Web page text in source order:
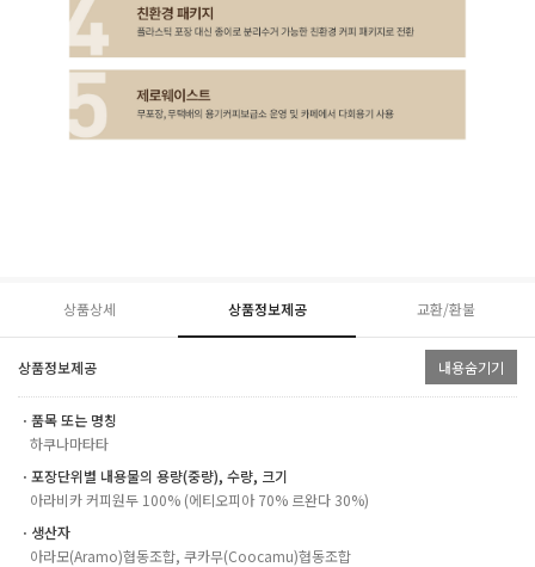
상품상세 상품정보제공 교환/환불
상품정보제공 내용숨기기
ㆍ품목 또는 명칭
하쿠나마타타
ㆍ포장단위별 내용물의 용량(중량), 수량, 크기
아라비카 커피원두 100% (에티오피아 70% 르완다 30%)
ㆍ생산자
아라모(Aramo)협동조합, 쿠카무(Coocamu)협동조합